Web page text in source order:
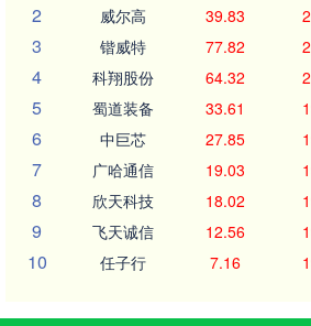
2 威尔高 39.83
3 锴威特 77.82
4 科翔股份 64.32
5 蜀道装备 33.61
6 中巨芯 27.85
7 广哈通信 19.03
8 欣天科技 18.02
9 飞天诚信 12.56
10 任子行 7.16